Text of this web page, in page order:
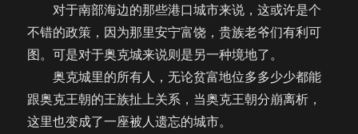
对于南部海边的那些港口城市来说，这或许是个
不错的政策，因为那里安宁富饶，贵族老爷们有利可
图。可是对于奥克城来说则是另一种境地了。
奥克城里的所有人，无论贫富地位多多少少都能
跟奥克王朝的王族扯上关系，当奥克王朝分崩离析，
这里也变成了一座被人遗忘的城市。